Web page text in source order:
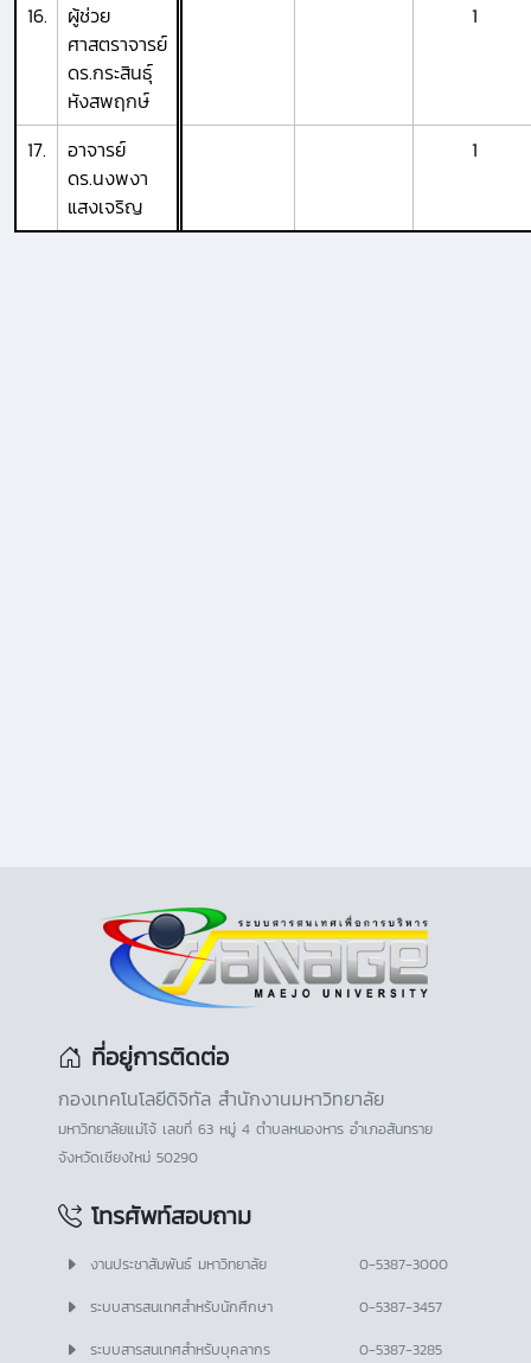
16.
ผู้ช่วย
ศาสตราจารย์
ดร.กระสินธุ์
หังสพฤกษ์
1
17.
อาจารย์
ดร.นงพงา
แสงเจริญ
1
ที่อยู่การติดต่อ
กองเทคโนโลยีดิจิทัล สำนักงานมหาวิทยาลัย
มหาวิทยาลัยแม่โจ้ เลขที่ 63 หมู่ 4 ตำบลหนองหาร อำเภอสันทราย
จังหวัดเชียงใหม่ 50290
โทรศัพท์สอบถาม
งานประชาสัมพันธ์ มหาวิทยาลัย
0-5387-3000
ระบบสารสนเทศสำหรับนักศึกษา
0-5387-3457
ระบบสารสนเทศสำหรับบุคลากร
0-5387-3285